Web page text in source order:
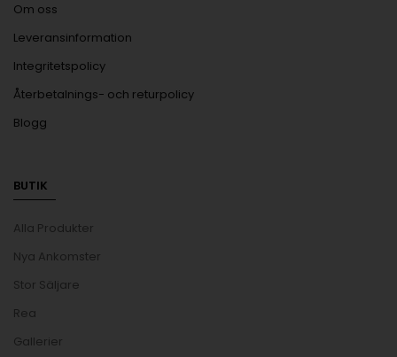
Om oss
Leveransinformation
Integritetspolicy
Återbetalnings- och returpolicy
Blogg
BUTIK
Alla Produkter
Nya Ankomster
Stor Säljare
Rea
Gallerier